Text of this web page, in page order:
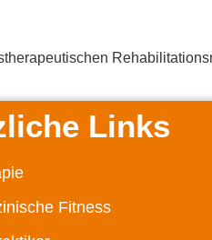
Links
Fitness